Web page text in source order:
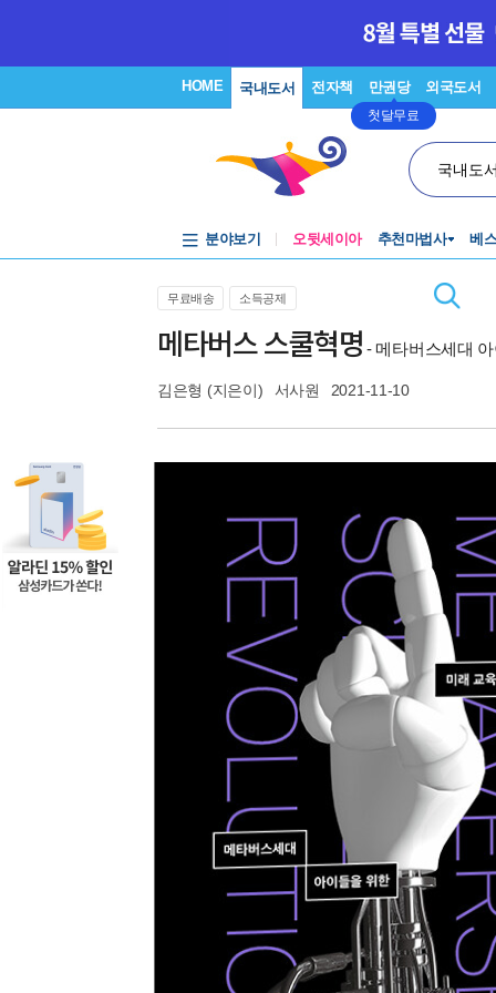
HOME 국내도서 전자책 만권당
첫달무료
외국도서
국내도
분야보기 오뒷세이아 추천마법사 베
무료배송 소득공제
메타버스 스쿨혁명 - 메타버스세대
김은형 (지은이) 서사원 2021-11-10